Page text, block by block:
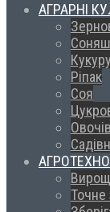
АГРАРНІ
Ріпак
Соя
Точне